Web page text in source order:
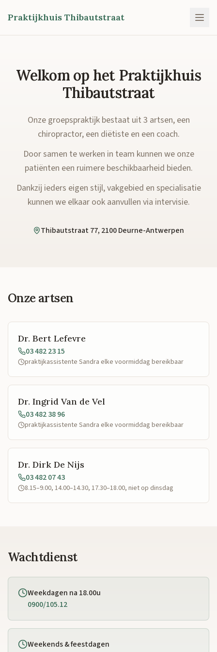
Praktijkhuis Thibautstraat
Welkom op het Praktijkhuis
Thibautstraat
Onze groepspraktijk bestaat uit 3 artsen, een
chiropractor, een diëtiste en een coach.
Door samen te werken in team kunnen we onze
patiënten een ruimere beschikbaarheid bieden.
Dankzij ieders eigen stijl, vakgebied en specialisatie
kunnen we elkaar ook aanvullen via intervisie.
Thibautstraat 77, 2100 Deurne-Antwerpen
Onze artsen
Dr. Bert Lefevre
03 482 23 15
praktijkassistente Sandra elke voormiddag bereikbaar
Dr. Ingrid Van de Vel
03 482 38 96
praktijkassistente Sandra elke voormiddag bereikbaar
Dr. Dirk De Nijs
03 482 07 43
8.15–9.00, 14.00–14.30, 17.30–18.00, niet op dinsdag
Wachtdienst
Weekdagen na 18.00u
0900/105.12
Weekends & feestdagen